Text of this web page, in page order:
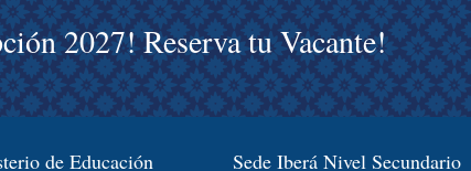
2027! Reserva tu Vacante!
de Educación Sede Iberá Nivel Secundario